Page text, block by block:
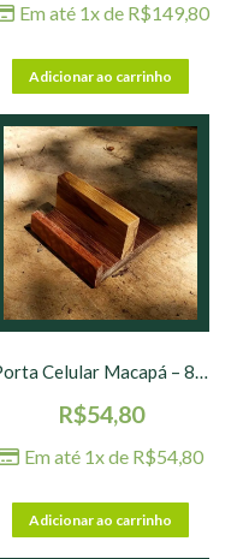
Em até 1x de R$149,80
Adicionar ao carrinho
Porta Celular Macapá – 8 x 7 x 4 cm
R$54,80
Em até 1x de R$54,80
Adicionar ao carrinho